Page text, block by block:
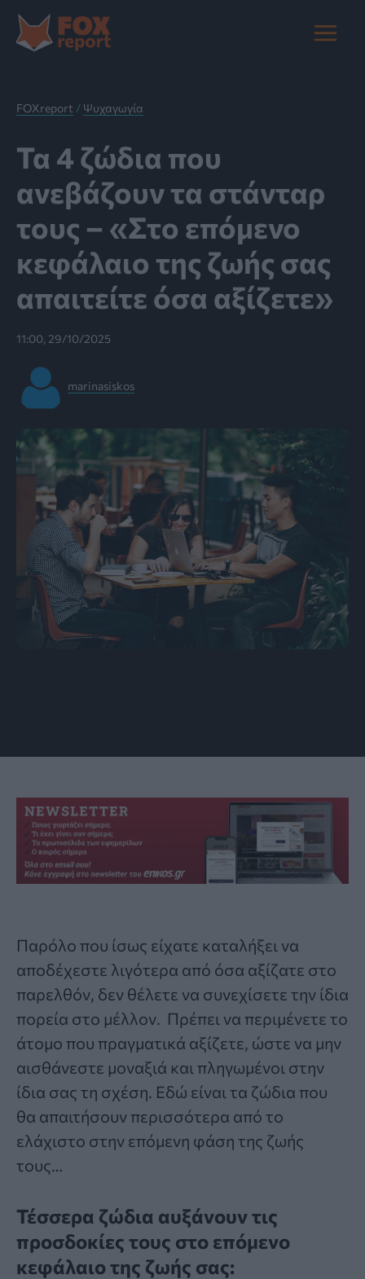
στο
περιεχόμενο
Main
FOXreport / Ψυχαγωγία
Τα 4 ζώδια που
ανεβάζουν τα στάνταρ
τους – «Στο επόμενο
κεφάλαιο της ζωής σας
απαιτείτε όσα αξίζετε»
11:00, 29/10/2025
marinasiskos
Παρόλο που ίσως είχατε καταλήξει να
αποδέχεστε λιγότερα από όσα αξίζατε στο
παρελθόν, δεν θέλετε να συνεχίσετε την ίδια
πορεία στο μέλλον. Πρέπει να περιμένετε το
άτομο που πραγματικά αξίζετε, ώστε να μην
αισθάνεστε μοναξιά και πληγωμένοι στην
ίδια σας τη σχέση. Εδώ είναι τα ζώδια που
θα απαιτήσουν περισσότερα από το
ελάχιστο στην επόμενη φάση της ζωής
τους…
Τέσσερα ζώδια αυξάνουν τις
προσδοκίες τους στο επόμενο
κεφάλαιο της ζωής σας: